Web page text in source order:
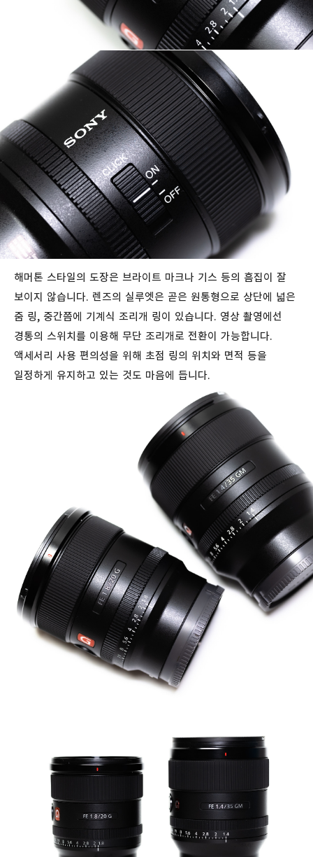
해머톤 스타일의 도장은 브라이트 마크나 기스 등의 흠집이 잘
보이지 않습니다. 렌즈의 실루엣은 곧은 원통형으로 상단에 넓은
줌 링, 중간쯤에 기계식 조리개 링이 있습니다. 영상 촬영에선
경통의 스위치를 이용해 무단 조리개로 전환이 가능합니다.
액세서리 사용 편의성을 위해 초점 링의 위치와 면적 등을
일정하게 유지하고 있는 것도 마음에 듭니다.